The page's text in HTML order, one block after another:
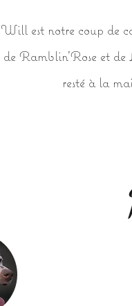
Will est notre coup de
de Ramblin'Rose et
resté à la